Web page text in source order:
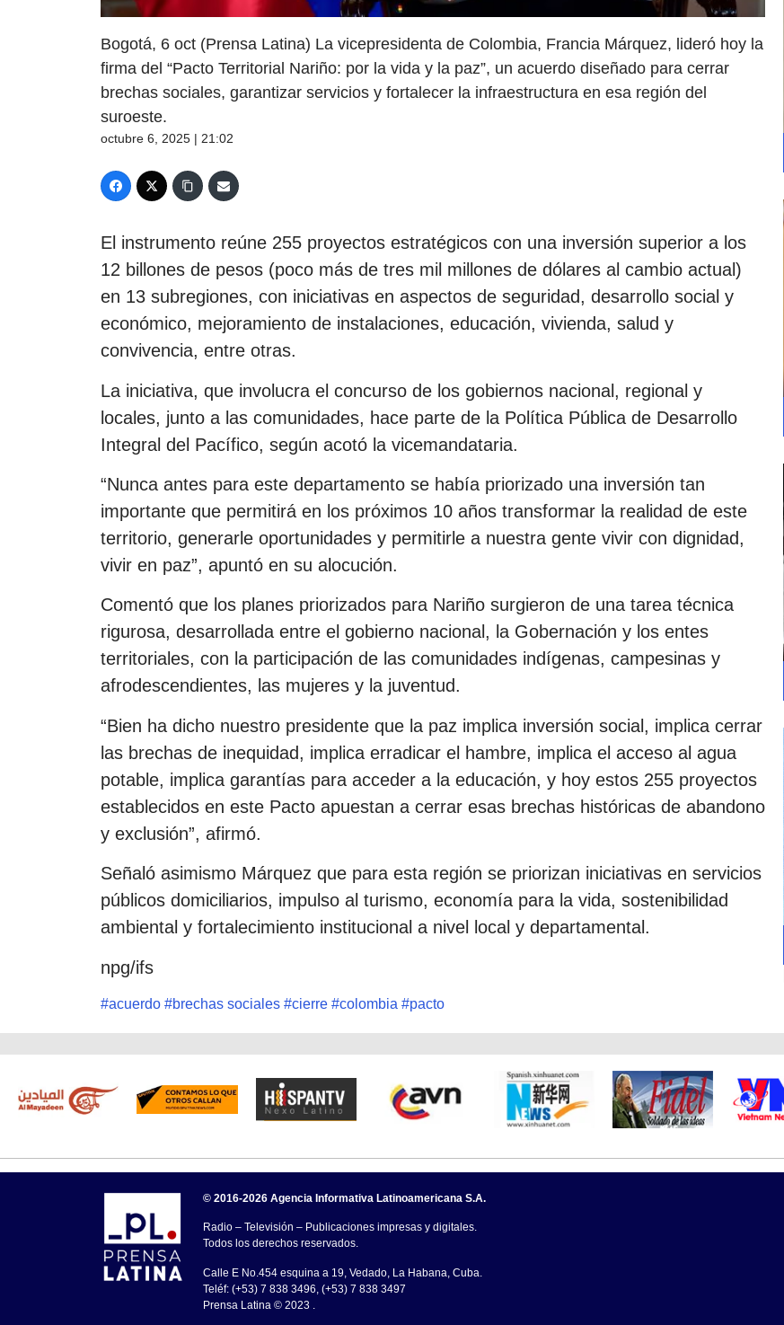
Bogotá, 6 oct (Prensa Latina) La vicepresidenta de Colombia, Francia Márquez, lideró hoy la
firma del “Pacto Territorial Nariño: por la vida y la paz”, un acuerdo diseñado para cerrar
brechas sociales, garantizar servicios y fortalecer la infraestructura en esa región del
suroeste.
octubre 6, 2025 | 21:02
El instrumento reúne 255 proyectos estratégicos con una inversión superior a los
12 billones de pesos (poco más de tres mil millones de dólares al cambio actual)
en 13 subregiones, con iniciativas en aspectos de seguridad, desarrollo social y
económico, mejoramiento de instalaciones, educación, vivienda, salud y
convivencia, entre otras.
La iniciativa, que involucra el concurso de los gobiernos nacional, regional y
locales, junto a las comunidades, hace parte de la Política Pública de Desarrollo
Integral del Pacífico, según acotó la vicemandataria.
“Nunca antes para este departamento se había priorizado una inversión tan
importante que permitirá en los próximos 10 años transformar la realidad de este
territorio, generarle oportunidades y permitirle a nuestra gente vivir con dignidad,
vivir en paz”, apuntó en su alocución.
Comentó que los planes priorizados para Nariño surgieron de una tarea técnica
rigurosa, desarrollada entre el gobierno nacional, la Gobernación y los entes
territoriales, con la participación de las comunidades indígenas, campesinas y
afrodescendientes, las mujeres y la juventud.
“Bien ha dicho nuestro presidente que la paz implica inversión social, implica cerrar
las brechas de inequidad, implica erradicar el hambre, implica el acceso al agua
potable, implica garantías para acceder a la educación, y hoy estos 255 proyectos
establecidos en este Pacto apuestan a cerrar esas brechas históricas de abandono
y exclusión”, afirmó.
Señaló asimismo Márquez que para esta región se priorizan iniciativas en servicios
públicos domiciliarios, impulso al turismo, economía para la vida, sostenibilidad
ambiental y fortalecimiento institucional a nivel local y departamental.
npg/ifs
#acuerdo #brechas sociales #cierre #colombia #pacto
© 2016-2026 Agencia Informativa Latinoamericana S.A.
Radio – Televisión – Publicaciones impresas y digitales.
Todos los derechos reservados.
Calle E No.454 esquina a 19, Vedado, La Habana, Cuba.
Teléf: (+53) 7 838 3496, (+53) 7 838 3497
Prensa Latina © 2023 .